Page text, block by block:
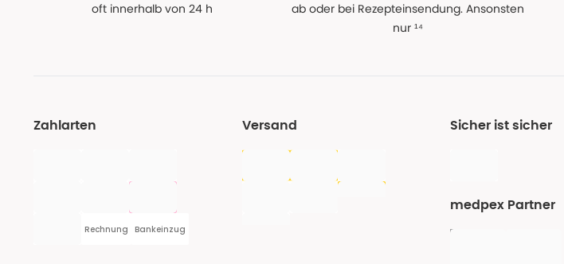
oft innerhalb von 24 h
ab oder bei Rezepteinsendung. Ansonsten
nur ¹⁴
Zahlarten
Rechnung Bankeinzug
Versand Sicher ist sicher
medpex Partner